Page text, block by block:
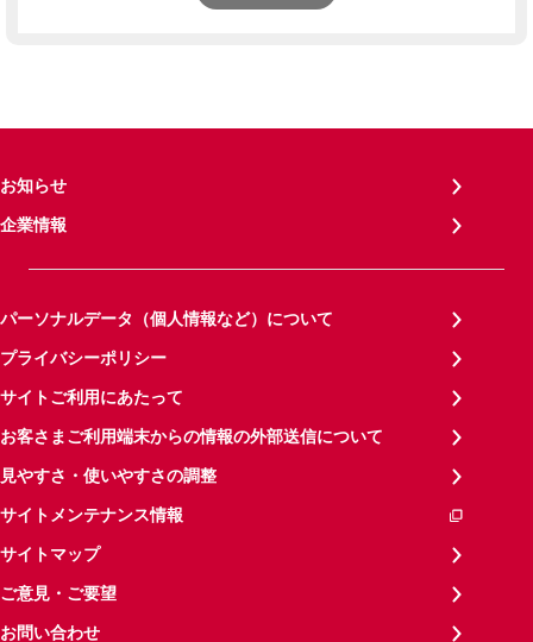
お知らせ
企業情報
パーソナルデータ（個人情報など）について
プライバシーポリシー
サイトご利用にあたって
お客さまご利用端末からの情報の外部送信について
見やすさ・使いやすさの調整
サイトメンテナンス情報
サイトマップ
ご意見・ご要望
お問い合わせ